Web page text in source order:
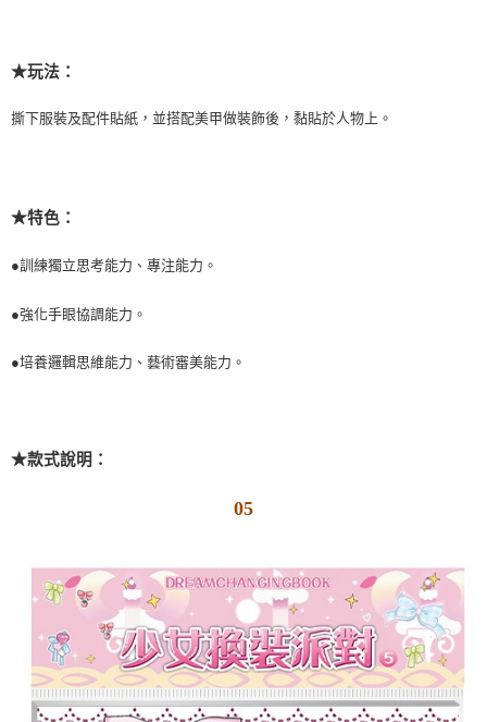
★玩法：
撕下服裝及配件貼紙，並搭配美甲做裝飾後，黏貼於人物上。
★特色：
●訓練獨立思考能力、專注能力。
●強化手眼協調能力 。
●培養邏輯思維能力、藝術審美能力 。
★款式說明：
05